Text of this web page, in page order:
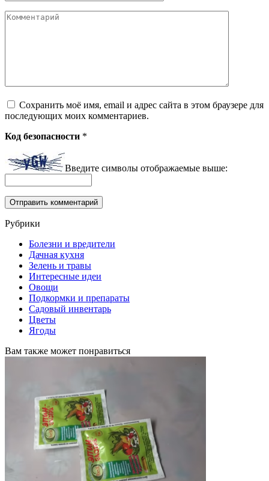
Комментарий
Сохранить моё имя, email и адрес сайта в этом браузере для
последующих моих комментариев.
Код безопасности *
Введите символы отображаемые выше:
Рубрики
Болезни и вредители
Дачная кухня
Зелень и травы
Интересные идеи
Овощи
Подкормки и препараты
Садовый инвентарь
Цветы
Ягоды
Вам также может понравиться